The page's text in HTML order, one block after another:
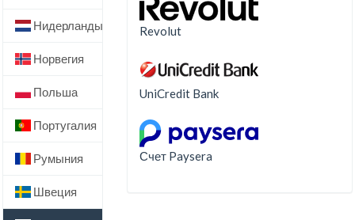
Нидерланды
Норвегия
Польша
Португалия
Румыния
Швеция
Revolut
UniCredit Bank
Счет Paysera